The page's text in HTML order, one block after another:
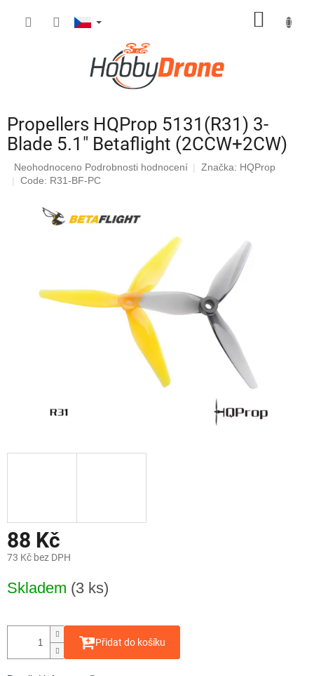
Propellers HQProp 5131(R31) 3-
Blade 5.1" Betaflight (2CCW+2CW)
Průměrné
hodnocení
Neohodnoceno Podrobnosti hodnocení Značka: HQProp
Code: R31-BF-PC
88 Kč
73 Kč bez DPH
cena:
Skladem (3 ks)
Přidat do košíku